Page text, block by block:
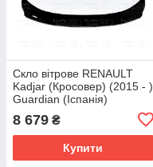
Скло вітрове RENAULT
Kadjar (Кросовер) (2015 - )
Guardian (Іспанія)
8 679 ₴
Купити